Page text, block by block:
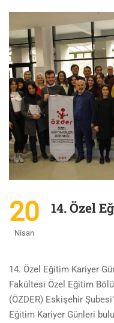
20
Nisan
14. Özel
14. Özel Eğitim Kariyer
Fakültesi Özel Eğitim
(ÖZDER) Eskişehir
Eğitim Kariyer Günleri